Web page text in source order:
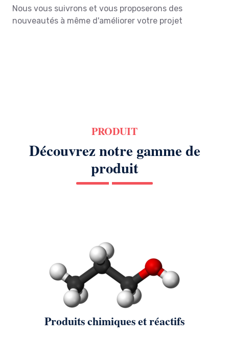
Nous vous suivrons et vous proposerons des
nouveautés à même d'améliorer votre projet
PRODUIT
Découvrez notre gamme de
produit
Produits chimiques et réactifs